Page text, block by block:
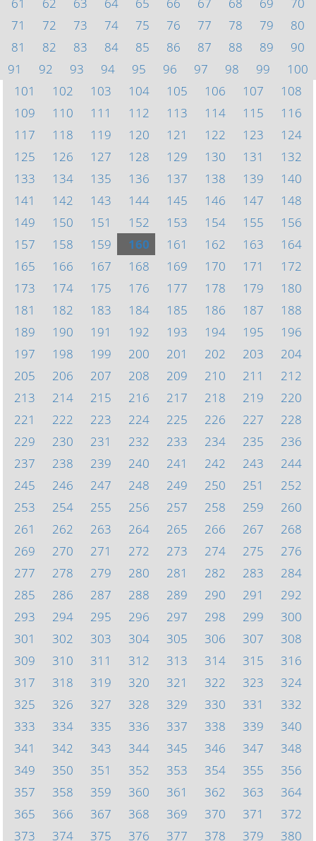
71
72 73 74 75 76 77 78 79
80
81
82 83 84 85 86 87 88 89
90
91
92 93 94 95 96 97 98 99
100
101
102 103 104 105 106 107
108
109
110 111 112 113 114 115
116
117
118 119 120 121 122 123
124
125
126 127 128 129 130 131
132
133
134 135 136 137 138 139
140
141
142 143 144 145 146 147
148
149
150 151 152 153 154 155
156
157
158 159 160 161 162 163
164
165
166 167 168 169 170 171
172
173
174 175 176 177 178 179
180
181
182 183 184 185 186 187
188
189
190 191 192 193 194 195
196
197
198 199 200 201 202 203
204
205
206 207 208 209 210 211
212
213
214 215 216 217 218 219
220
221
222 223 224 225 226 227
228
229
230 231 232 233 234 235
236
237
238 239 240 241 242 243
244
245
246 247 248 249 250 251
252
253
254 255 256 257 258 259
260
261
262 263 264 265 266 267
268
269
270 271 272 273 274 275
276
277
278 279 280 281 282 283
284
285
286 287 288 289 290 291
292
293
294 295 296 297 298 299
300
301
302 303 304 305 306 307
308
309
310 311 312 313 314 315
316
317
318 319 320 321 322 323
324
325
326 327 328 329 330 331
332
333
334 335 336 337 338 339
340
341
342 343 344 345 346 347
348
349
350 351 352 353 354 355
356
357
358 359 360 361 362 363
364
365
366 367 368 369 370 371
372
373
374 375 376 377 378 379 380